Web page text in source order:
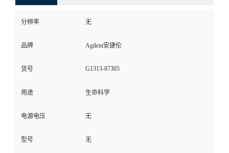
分辨率 无
品牌 Agilent安捷伦
货号 G1313-87305
用途 生命科学
电源电压 无
型号 无